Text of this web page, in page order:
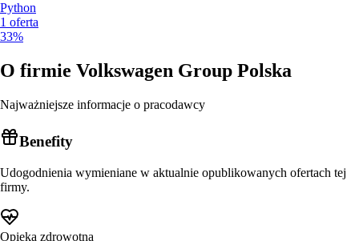
Python
1 oferta
33%
O firmie Volkswagen Group Polska
Najważniejsze informacje o pracodawcy
Benefity
Udogodnienia wymieniane w aktualnie opublikowanych ofertach tej
firmy.
Opieka zdrowotna